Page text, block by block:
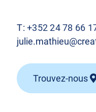
T:+352 24 78 66
Trouvez-nous